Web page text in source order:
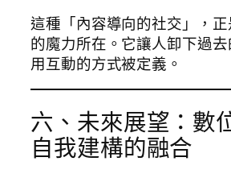
這種「內容導向的社交」，正
的魔力所在。它讓人卸下過
用互動的方式被定義。
六、未來展望：數
自我建構的融合